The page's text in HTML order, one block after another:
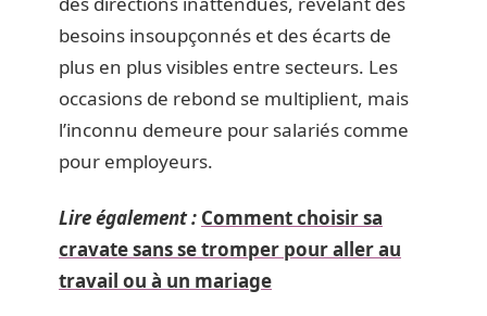
besoins insoupçonnés et des écarts de
plus en plus visibles entre secteurs. Les
occasions de rebond se multiplient, mais
l’inconnu demeure pour salariés comme
pour employeurs.
Lire également : Comment choisir sa
cravate sans se tromper pour aller au
travail ou à un mariage